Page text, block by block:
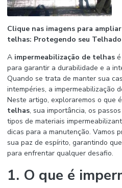
Clique nas imagens para ampliar
telhas: Protegendo seu
A impermeabilização de telhas
para garantir a durabilidade e a
Quando se trata de manter sua
intempéries, a impermeabilização
Neste artigo, exploraremos o que
telhas, sua importância, os
tipos de materiais
dicas para a manutenção. Vamos
sua paz de espírito, garantindo
para enfrentar qualquer desafio.
1. O que é